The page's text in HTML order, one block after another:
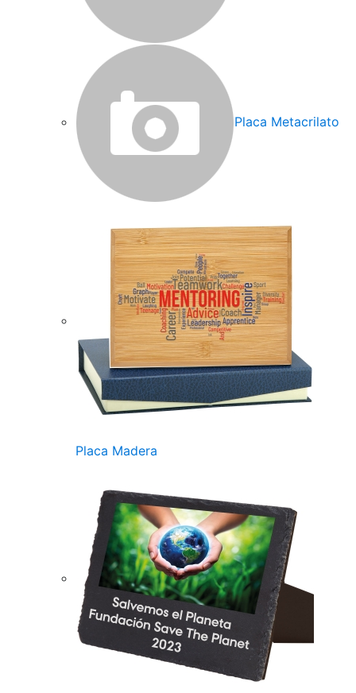
Placa Metacrilato
Placa Madera